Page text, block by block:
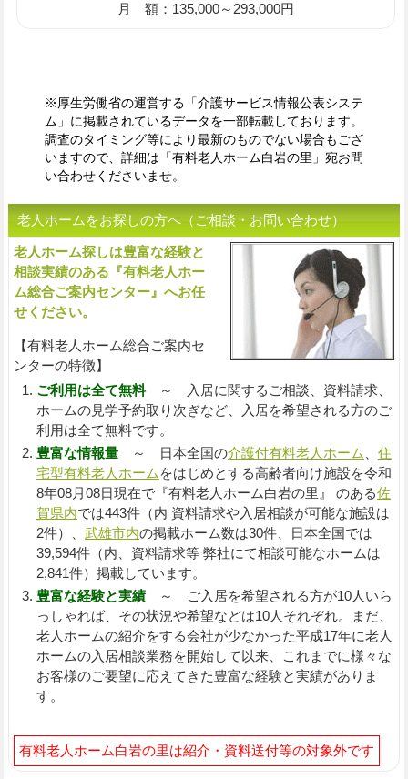
月 額：135,000～293,000円
※厚生労働省の運営する「介護サービス情報公表システ
ム」に掲載されているデータを一部転載しております。
調査のタイミング等により最新のものでない場合もござ
いますので、詳細は「有料老人ホーム白岩の里」宛お問
い合わせくださいませ。
老人ホームをお探しの方へ（ご相談・お問い合わせ）
老人ホーム探しは豊富な経験と
相談実績のある『有料老人ホー
ム総合ご案内センター』へお任
せください。
【有料老人ホーム総合ご案内セ
ンターの特徴】
ご利用は全て無料～ 入居に関するご相談、資料請求、
ホームの見学予約取り次ぎなど、入居を希望される方のご
利用は全て無料です。
豊富な情報量～ 日本全国の介護付有料老人ホーム
住
宅型有料老人ホーム をはじめとする高齢者向け施設を令和
8年08月08日現在で『有料老人ホーム白岩の里』 のある佐
賀県内では443件（内 資料請求や入居相談が可能な施設は
2件）、 武雄市内の掲載ホーム数は30件、日本全国では
39,594件（内、資料請求等 弊社にて相談可能なホームは
2,841件）掲載しています。
豊富な経験と実績～ ご入居を希望される方が10人いら
っしゃれば、その状況や希望などは10人それぞれ。まだ、
老人ホームの紹介をする会社が少なかった平成17年に老人
ホームの入居相談業務を開始して以来、これまでに様々な
お客様のご要望に応えてきた豊富な経験と実績がありま
す。
有料老人ホーム白岩の里は紹介・資料送付等の対象外です